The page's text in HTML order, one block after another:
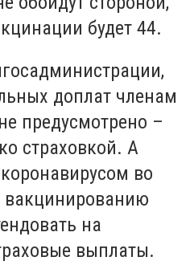
будет 44.
доплат членам
предусмотрено –
страховкой. А
во
на
выплаты.